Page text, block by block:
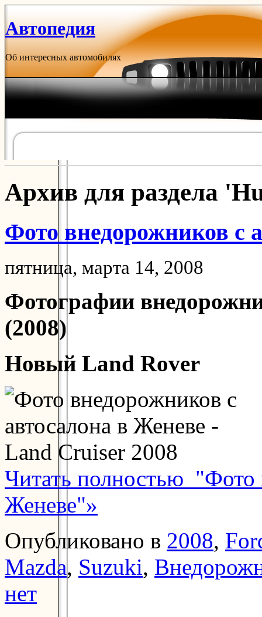
Автопедия
Об интересных автомобилях
Архив для раздела
Фото внедорожников с
пятница, марта 14, 2008
Фотографии
(2008)
Новый Land Rover
Читать полностью "Фото
Женеве"»
Опубликовано в 2008,
Mazda, Suzuki,
нет